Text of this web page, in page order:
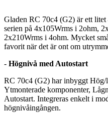
Gladen RC 70c4 (G2) är ett
serien på 4x105Wrms i 2ohm,
2x210Wrms i 4ohm. Mycket
favorit när det är ont om
- Högnivå med Autostart
RC 70c4 (G2) har inbyggt Hög/
Ytmonterade komponenter,
Autostart. Integreras enkelt i
högnivåingången.